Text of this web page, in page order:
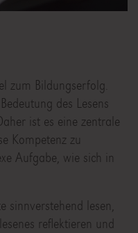
zum Bildungserfolg.
des Lesens
ist es eine zentrale
Kompetenz zu
Aufgabe, wie sich in
sinnverstehend lesen,
reflektieren und